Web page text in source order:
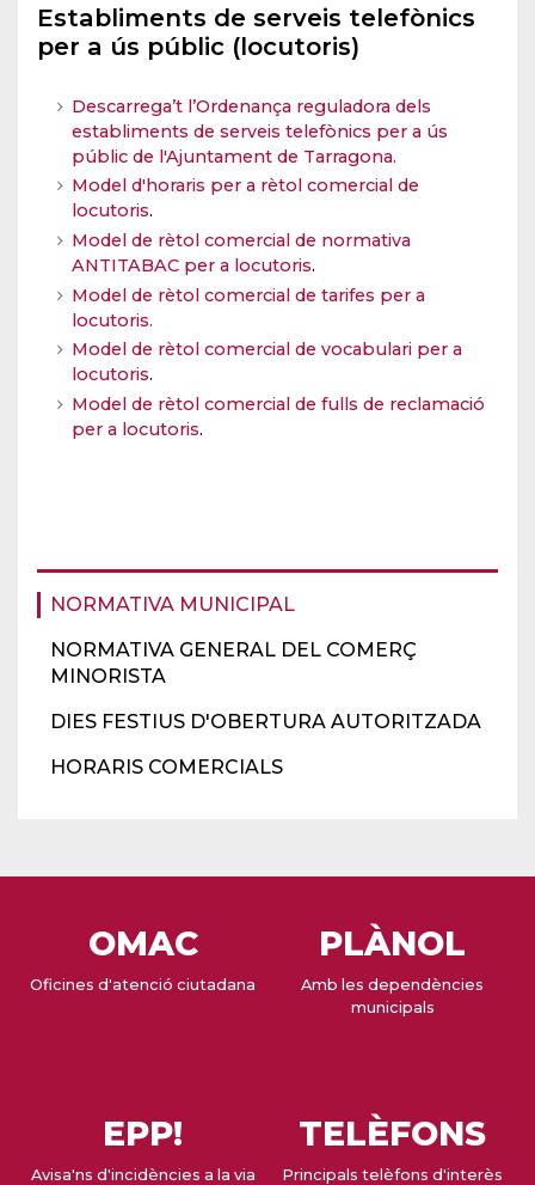
NORMATIVA MUNICIPAL
NORMATIVA GENERAL DEL COMERÇ
MINORISTA
DIES FESTIUS D'OBERTURA AUTORITZADA
HORARIS COMERCIALS
Establiments de serveis telefònics
per a ús públic (locutoris)
Descarrega’t l’Ordenança reguladora dels
establiments de serveis telefònics per a ús
públic de l'Ajuntament de Tarragona.
Model d'horaris per a rètol comercial de
locutoris.
Model de rètol comercial de normativa
ANTITABAC per a locutoris.
Model de rètol comercial de tarifes per a
locutoris.
Model de rètol comercial de vocabulari per a
locutoris.
Model de rètol comercial de fulls de reclamació
per a locutoris.
OMAC
Oficines d'atenció ciutadana
PLÀNOL
Amb les dependències
municipals
EPP!
Avisa'ns d'incidències a la via
TELÈFONS
Principals telèfons d'interès